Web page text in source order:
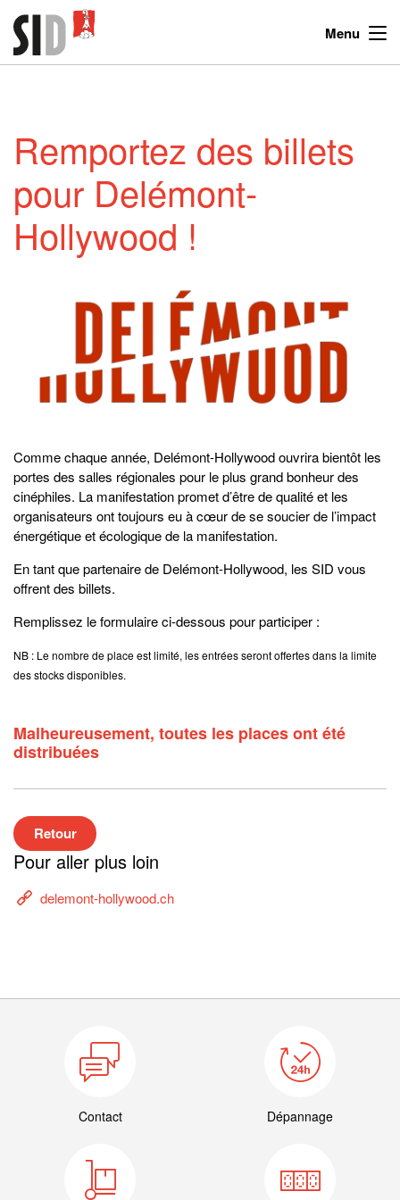
Menu
Remportez des billets
pour Delémont-
Hollywood !
Comme chaque année, Delémont-Hollywood ouvrira bientôt les
portes des salles régionales pour le plus grand bonheur des
cinéphiles. La manifestation promet d’être de qualité et les
organisateurs ont toujours eu à cœur de se soucier de l’impact
énergétique et écologique de la manifestation.
En tant que partenaire de Delémont-Hollywood, les SID vous
offrent des billets.
Remplissez le formulaire ci-dessous pour participer :
NB : Le nombre de place est limité, les entrées seront offertes dans la limite
des stocks disponibles.
Malheureusement, toutes les places ont été
distribuées
Retour
Pour aller plus loin
delemont-hollywood.ch
Contact Dépannage